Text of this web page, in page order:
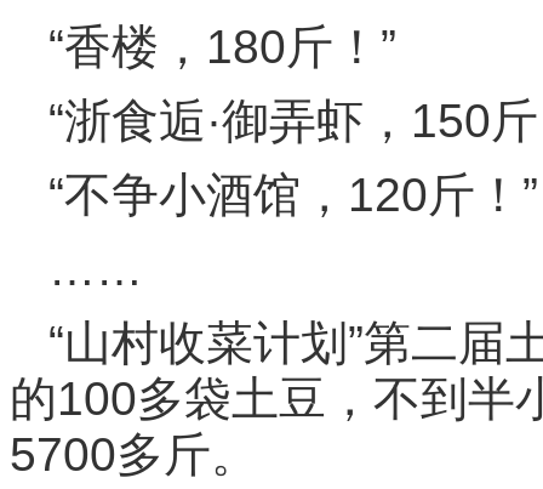
“香楼，180斤！”
“浙食逅·御弄虾，150斤
“不争小酒馆，120斤！”
……
“山村收菜计划”第二届
的100多袋土豆，不到半
5700多斤。